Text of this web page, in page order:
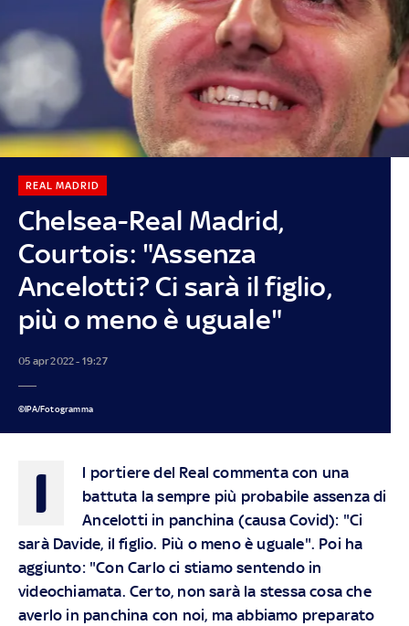
Chelsea-Real Madrid,
Courtois: "Assenza
Ancelotti? Ci sarà il figlio,
più o meno è uguale"
REAL MADRID
05 apr 2022 - 19:27
©IPA/Fotogramma
I
l portiere del Real commenta con una
battuta la sempre più probabile assenza di
Ancelotti in panchina (causa Covid): "Ci
sarà Davide, il figlio. Più o meno è uguale". Poi ha
aggiunto: "Con Carlo ci stiamo sentendo in
videochiamata. Certo, non sarà la stessa cosa che
averlo in panchina con noi, ma abbiamo preparato